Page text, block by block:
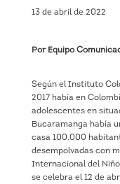
13 de abril de 2022
Por Equipo
Según el Instituto
2017 había en
adolescentes en
Bucaramanga había
casa 100.000
desempolvadas con
Internacional del
se celebra el 12 de